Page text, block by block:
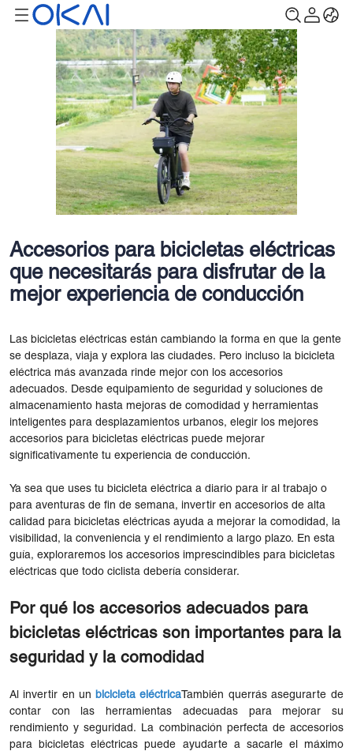
Accesorios para bicicletas eléctricas
que necesitarás para disfrutar de la
mejor experiencia de conducción
Las bicicletas eléctricas están cambiando la forma en que la gente
se desplaza, viaja y explora las ciudades. Pero incluso la bicicleta
eléctrica más avanzada rinde mejor con los accesorios
adecuados. Desde equipamiento de seguridad y soluciones de
almacenamiento hasta mejoras de comodidad y herramientas
inteligentes para desplazamientos urbanos, elegir los mejores
accesorios para bicicletas eléctricas puede mejorar
significativamente tu experiencia de conducción.
Ya sea que uses tu bicicleta eléctrica a diario para ir al trabajo o
para aventuras de fin de semana, invertir en accesorios de alta
calidad para bicicletas eléctricas ayuda a mejorar la comodidad, la
visibilidad, la conveniencia y el rendimiento a largo plazo. En esta
guía, exploraremos los accesorios imprescindibles para bicicletas
eléctricas que todo ciclista debería considerar.
Por qué los accesorios adecuados para
bicicletas eléctricas son importantes para la
seguridad y la comodidad
Al invertir en un bicicleta eléctricaTambién querrás asegurarte de
contar con las herramientas adecuadas para mejorar su
rendimiento y seguridad. La combinación perfecta de accesorios
para bicicletas eléctricas puede ayudarte a sacarle el máximo